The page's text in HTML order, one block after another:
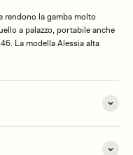
rendono la gamba molto
a palazzo, portabile anche
La modella Alessia alta